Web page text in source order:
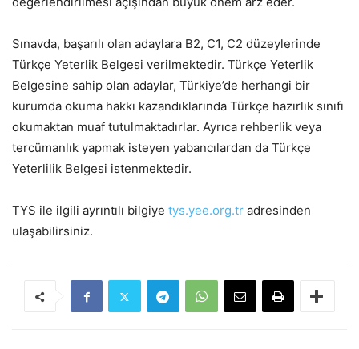
Sınavda, başarılı olan adaylara B2, C1, C2 düzeylerinde
Türkçe Yeterlik Belgesi verilmektedir. Türkçe Yeterlik
Belgesine sahip olan adaylar, Türkiye’de herhangi bir
kurumda okuma hakkı kazandıklarında Türkçe hazırlık sınıfı
okumaktan muaf tutulmaktadırlar. Ayrıca rehberlik veya
tercümanlık yapmak isteyen yabancılardan da Türkçe
Yeterlilik Belgesi istenmektedir.
TYS ile ilgili ayrıntılı bilgiye tys.yee.org.tr adresinden
ulaşabilirsiniz.